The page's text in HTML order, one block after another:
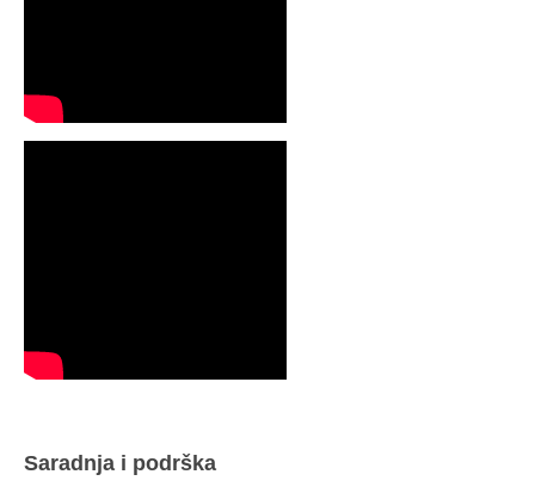
Saradnja i podrška